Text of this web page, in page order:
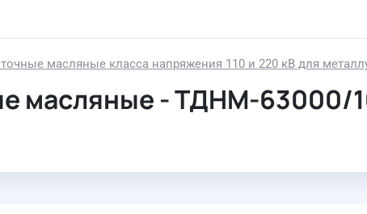
масляные класса напряжения 110 и 220 кВ для
масляные - ТДНМ-63000/